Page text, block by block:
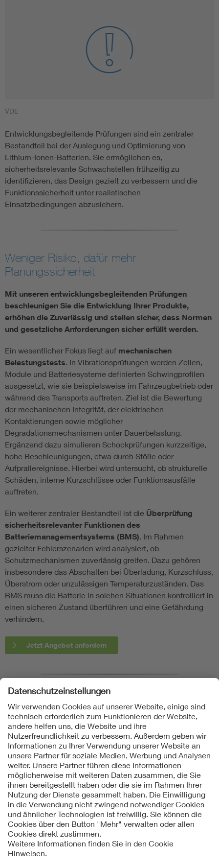
VDE
Entwicklungsbegleitende Prüfungen sind ein zentraler
Bestandteil bei der Auslegung und Optimierung von
Lithium-Ionen-Batterien. Sie ermöglichen es,
sicherheitsrelevante Schwachstellen frühzeitig zu
identifizieren, das Design gezielt zu verbessern und die
Funktionssicherheit unter realistischen
Einsatzbedingungen abzusichern.
Weniger Risiko, dafür mehr
Planungssicherheit
Mit unseren entwicklungsbegleitenden Prüfungen
beschleunigen Sie die Entwicklung Ihrer Produkte,
erhöhen die Zuverlässig und stellen sicher, dass Normen
und gesetzliche Anforderungen sicher erfüllt werden.
Ein wesentlicher Fokus liegt auf mechanischen
Belastungstests. In Vibrationsprüfungen werden Zellen,
Module und Batteriesysteme definierten Schwingprofilen
ausgesetzt, wie sie beispielsweise im Fahrzeugbetrieb oder
während des Transports auftreten. Ziel ist die Bewertung
der mechanischen Integrität, der elektrischen
Kontaktierungen sowie möglicher
Degradationsmechanismen unter Dauerbelastung.
Ergänzend dazu simulieren Schockprüfungen kurzzeitige,
hohe Beschleunigungen, etwa durch Stöße oder
Aufprallereignisse. Hierbei wird untersucht, ob strukturelle
Schäden, interne Kurzschlüsse oder Funktionsausfälle
auftreten.
Ein weiterer zentraler Bestandteil ist die Überprüfung
sicherheitsrelevanter Funktionen des
Batteriemanagementsystems (BMS). Im Rahmen
gezielter Fehlerszenarien wird analysiert, ob
Schutzmechanismen zuverlässig greifen. Dazu gehören
insbesondere das Abschalten bei Überladung, Kurzschluss,
Überstrom oder unzulässigen Temperaturzuständen. Das
BMS muss die Batterie in solchen Situationen kontrolliert in
einen sicheren Zustand überführen und eine Gefährdung
verhindern.
Jetzt Angebot anfordern
Folgen Sie uns auf
Impressum
AGB